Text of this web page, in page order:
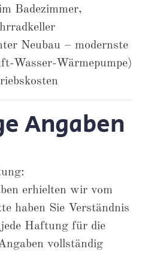
Badezimmer,
Neubau – modernste
Wasser-Wärmepumpe)
Angaben
erhielten wir vom
haben Sie Verständnis
Haftung für die
vollständig